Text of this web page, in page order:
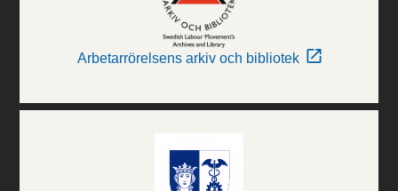
Arbetarrörelsens arkiv och bibliotek